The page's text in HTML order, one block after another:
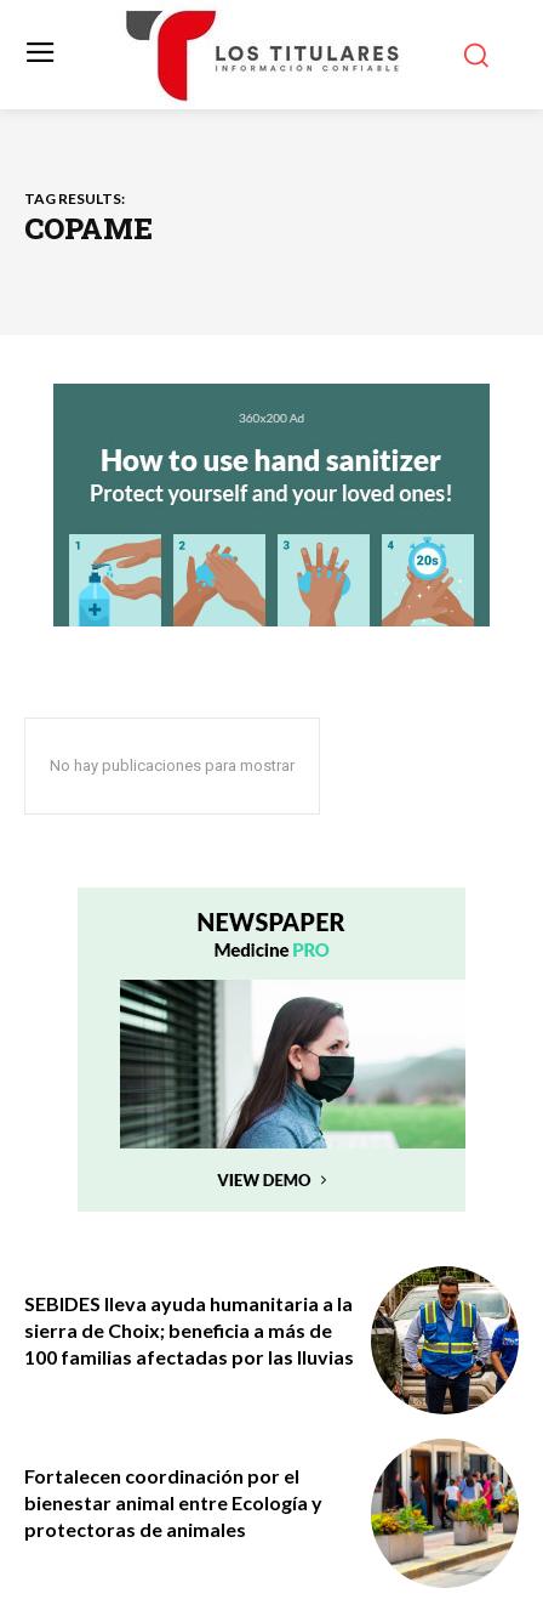
TAG RESULTS:
COPAME
No hay publicaciones para mostrar
SEBIDES lleva ayuda humanitaria a la
sierra de Choix; beneficia a más de
100 familias afectadas por las lluvias
Fortalecen coordinación por el
bienestar animal entre Ecología y
protectoras de animales